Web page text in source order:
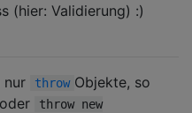
(hier: Validierung) :)
nur throw Objekte, so
oder
throw new